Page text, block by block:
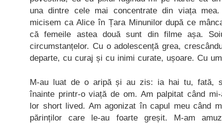
una dintre cele mai concentrate din viața
micisem ca Alice în Țara Minunilor după ce
că femeile astea două sunt din filme așa.
circumstanțelor. Cu o adolescență grea,
departe, cu curaj și cu inimi curate, ușoare. Cu
M-au luat de o aripă și au zis: ia hai tu, fată,
înainte printr-o viață de om. Am palpitat când
lor short lived. Am agonizat în capul meu când
părinților care le-au foarte greșit. M-am